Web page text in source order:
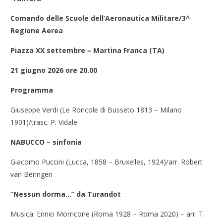
Comando delle Scuole dell’Aeronautica Militare/3^
Regione Aerea
Piazza XX settembre – Martina Franca (TA)
21 giugno 2026 ore 20.00
Programma
Giuseppe Verdi (Le Roncole di Busseto 1813 – Milano
1901)/trasc. P. Vidale
NABUCCO – sinfonia
Giacomo Puccini (Lucca, 1858 – Bruxelles, 1924)/arr. Robert
van Beringen
“Nessun dorma…” da Turandot
Musica: Ennio Morricone (Roma 1928 – Roma 2020) – arr. T.